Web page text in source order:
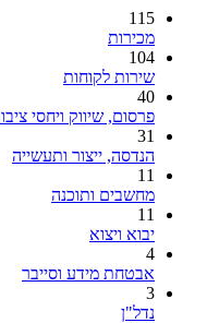
115
מכירות
104
שירות לקוחות
40
פרסום, שיווק ויחסי
31
הנדסה, ייצור ותעשייה
11
מחשבים ותוכנה
11
יבוא ויצוא
4
אבטחת מידע וסייבר
3
נדל"ן